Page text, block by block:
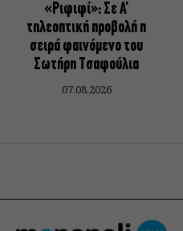
«Ριφιφί»: Σε Α’
τηλεοπτική προβολή η
σειρά φαινόμενο του
Σωτήρη Τσαφούλια
07.08.2026